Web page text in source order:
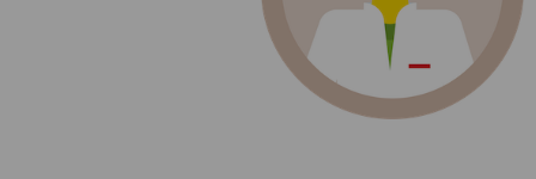
Uw
steeds verder uit, zodat u zelf
we u sneller helpen.
Direct naar MijnOLVG